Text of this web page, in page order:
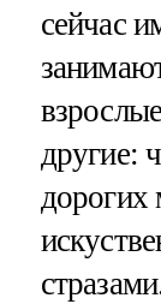
сейчас
другие:
дорогих